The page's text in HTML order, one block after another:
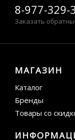
8-977-329-
Заказать
МАГАЗИН
Каталог
Бренды
Товары со